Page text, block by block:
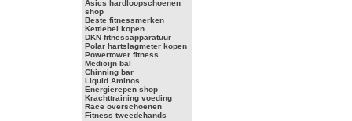
Asics hardloopschoenen
shop
Beste fitnessmerken
Kettlebel kopen
DKN fitnessapparatuur
Polar hartslagmeter kopen
Powertower fitness
Medicijn bal
Chinning bar
Liquid Aminos
Energierepen shop
Krachttraining voeding
Race overschoenen
Fitness tweedehands